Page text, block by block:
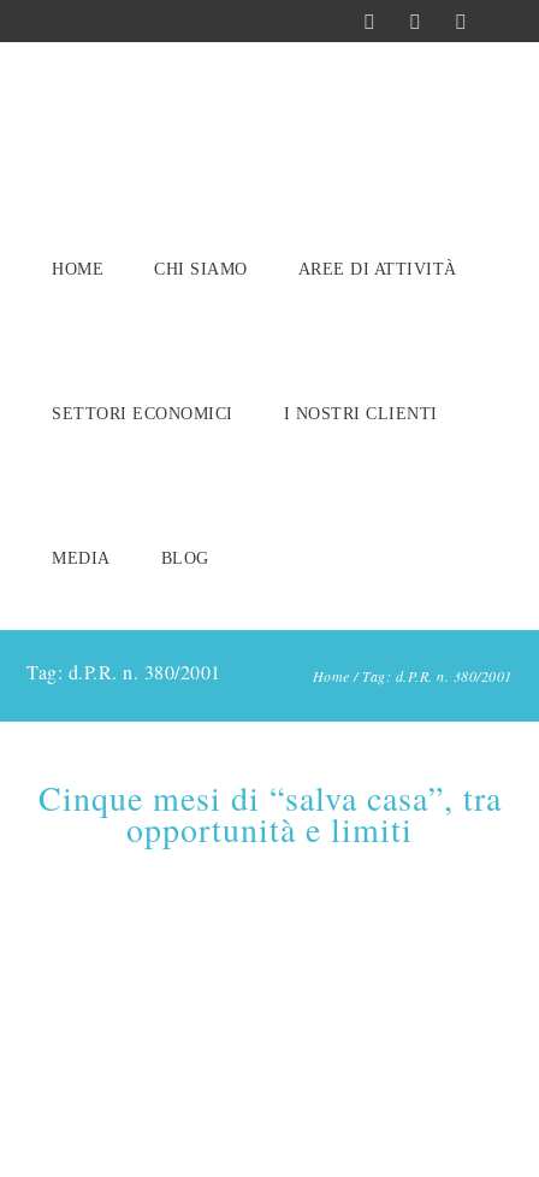
HOME CHI SIAMO AREE DI ATTIVITÀ
SETTORI ECONOMICI I NOSTRI CLIENTI
MEDIA BLOG
Home /Tag: d.P.R. n. 380/2001
Tag: d.P.R. n. 380/2001
Cinque mesi di “salva casa”, tra
opportunità e limiti